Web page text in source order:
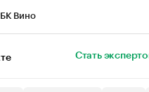
Вино
Стать